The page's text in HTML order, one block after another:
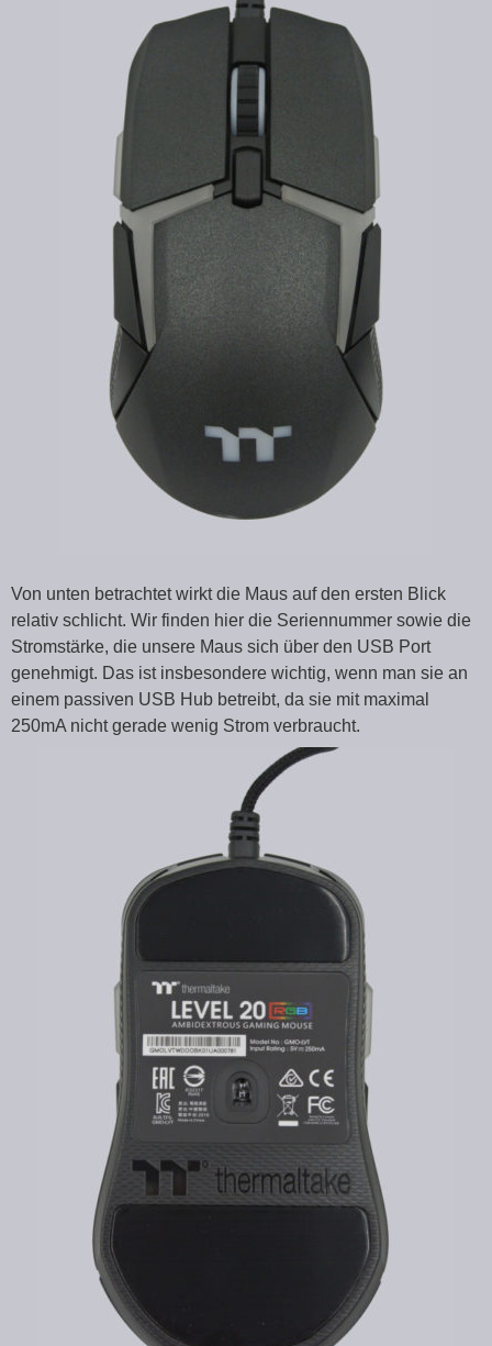
Von unten betrachtet wirkt die Maus auf den ersten Blick
relativ schlicht. Wir finden hier die Seriennummer sowie die
Stromstärke, die unsere Maus sich über den USB Port
genehmigt. Das ist insbesondere wichtig, wenn man sie an
einem passiven USB Hub betreibt, da sie mit maximal
250mA nicht gerade wenig Strom verbraucht.